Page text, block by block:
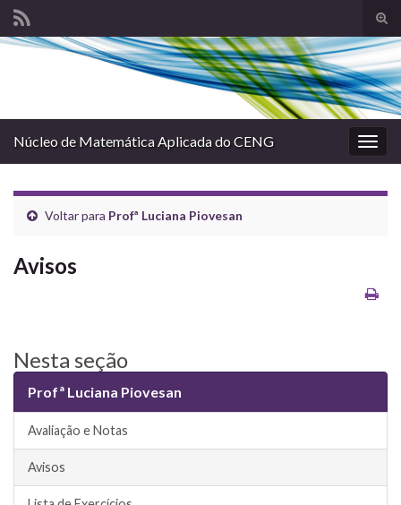
de
Search for:
Núcleo de Matemática Aplicada do CENG
Voltar para Profª Luciana Piovesan
Avisos
Nesta seção
Profª Luciana Piovesan
Avaliação e Notas
Avisos